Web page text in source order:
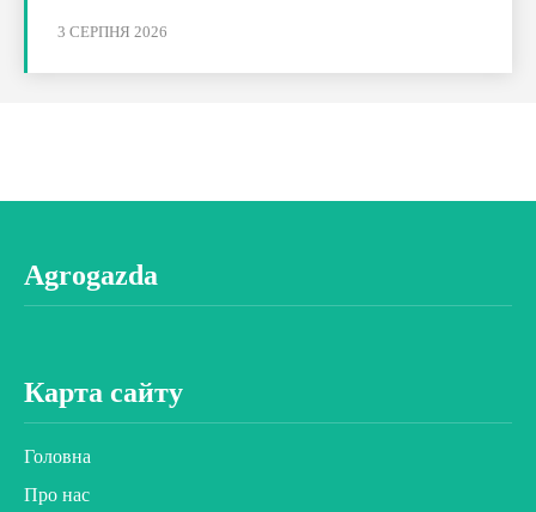
3 СЕРПНЯ 2026
Agrogazda
Карта сайту
Головна
Про нас